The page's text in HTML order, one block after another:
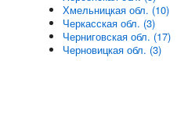
Хмельницкая обл. (10)
Черкасская обл. (3)
Черниговская обл. (17)
Черновицкая обл. (3)